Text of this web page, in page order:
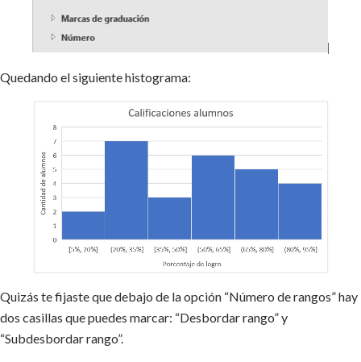
Quedando el siguiente histograma:
Quizás te fijaste que debajo de la opción “Número de rangos” hay
dos casillas que puedes marcar: “Desbordar rango” y
“Subdesbordar rango”.